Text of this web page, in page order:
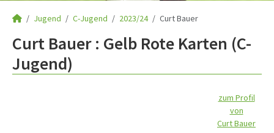
Jugend C-Jugend 2023/24 Curt Bauer
Curt Bauer : Gelb Rote Karten (C-
Jugend)
zum Profil
von
Curt Bauer